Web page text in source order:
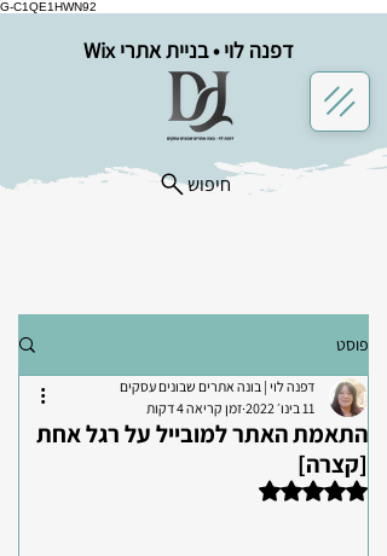
G-C1QE1HWN92
דפנה לוי • בניית אתרי Wix
חיפוש
פוסט
התאמת האתר למובייל על רגל אחת
[קצרה]
דפנה לוי | בונה אתרים שבונים עסקים
11 בינו׳ 2022
זמן קריאה 4 דקות
דירוג של NaN מתוך 5 כוכבים